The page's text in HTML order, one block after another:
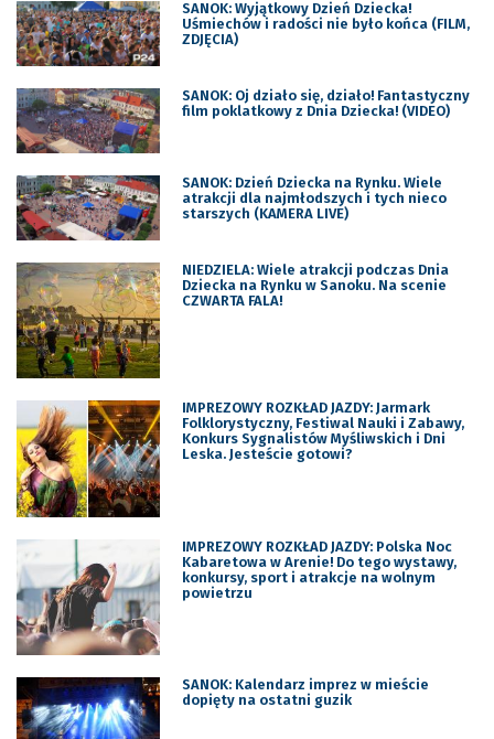
SANOK: Wyjątkowy Dzień Dziecka!
Uśmiechów i radości nie było końca (FILM,
ZDJĘCIA)
SANOK: Oj działo się, działo! Fantastyczny
film poklatkowy z Dnia Dziecka! (VIDEO)
SANOK: Dzień Dziecka na Rynku. Wiele
atrakcji dla najmłodszych i tych nieco
starszych (KAMERA LIVE)
NIEDZIELA: Wiele atrakcji podczas Dnia
Dziecka na Rynku w Sanoku. Na scenie
CZWARTA FALA!
IMPREZOWY ROZKŁAD JAZDY: Jarmark
Folklorystyczny, Festiwal Nauki i Zabawy,
Konkurs Sygnalistów Myśliwskich i Dni
Leska. Jesteście gotowi?
IMPREZOWY ROZKŁAD JAZDY: Polska Noc
Kabaretowa w Arenie! Do tego wystawy,
konkursy, sport i atrakcje na wolnym
powietrzu
SANOK: Kalendarz imprez w mieście
dopięty na ostatni guzik